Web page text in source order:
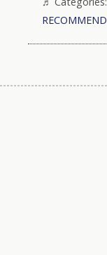
RECOMMEND